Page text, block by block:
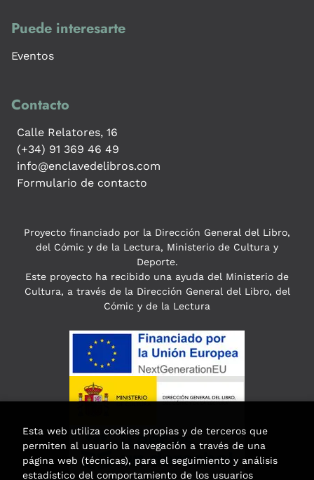
Puede interesarte
Eventos
Contacto
Calle Relatores, 16
(+34) 91 369 46 49
info@enclavedelibros.com
Formulario de contacto
Proyecto financiado por la Dirección General del Libro,
del Cómic y de la Lectura, Ministerio de Cultura y
Deporte.
Este proyecto ha recibido una ayuda del Ministerio de
Cultura, a través de la Dirección General del Libro, del
Cómic y de la Lectura
Esta web utiliza cookies propias y de terceros que
permiten al usuario la navegación a través de una
página web (técnicas), para el seguimiento y análisis
estadístico del comportamiento de los usuarios